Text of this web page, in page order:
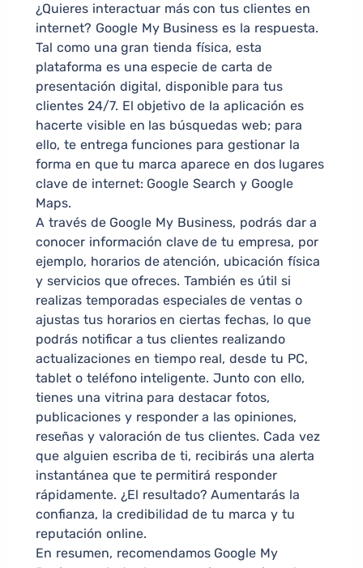
¿Quieres interactuar más con tus clientes en
internet? Google My Business es la respuesta.
Tal como una gran tienda física, esta
plataforma es una especie de carta de
presentación digital, disponible para tus
clientes 24/7. El objetivo de la aplicación es
hacerte visible en las búsquedas web; para
ello, te entrega funciones para gestionar la
forma en que tu marca aparece en dos lugares
clave de internet: Google Search y Google
Maps.
A través de Google My Business, podrás dar a
conocer información clave de tu empresa, por
ejemplo, horarios de atención, ubicación física
y servicios que ofreces. También es útil si
realizas temporadas especiales de ventas o
ajustas tus horarios en ciertas fechas, lo que
podrás notificar a tus clientes realizando
actualizaciones en tiempo real, desde tu PC,
tablet o teléfono inteligente. Junto con ello,
tienes una vitrina para destacar fotos,
publicaciones y responder a las opiniones,
reseñas y valoración de tus clientes. Cada vez
que alguien escriba de ti, recibirás una alerta
instantánea que te permitirá responder
rápidamente. ¿El resultado? Aumentarás la
confianza, la credibilidad de tu marca y tu
reputación online.
En resumen, recomendamos Google My